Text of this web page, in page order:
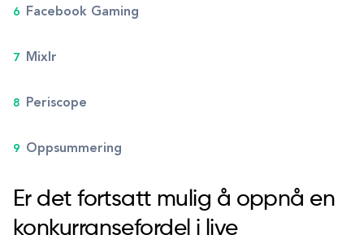
Facebook Gaming
Mixlr
Periscope
Oppsummering
Er det fortsatt mulig å oppnå en
konkurransefordel i live